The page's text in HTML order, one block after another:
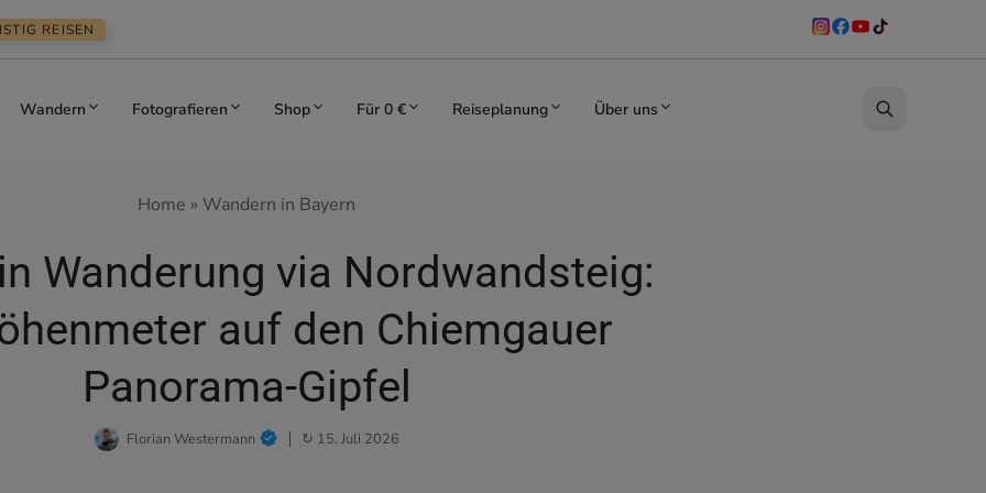
REISEN
Wandern Fotografieren Shop Für 0 € Reiseplanung Über uns
Home » Wandern in Bayern
Wanderung via Nordwandsteig:
auf den Chiemgauer
Panorama-Gipfel
Florian Westermann ↻ 15. Juli 2026